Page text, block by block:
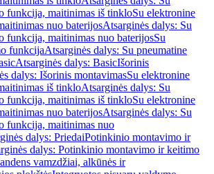
funkcija, maitinimas iš tinkloSu elektronine
nuo baterijosAtsarginės dalys: Su
funkcija, maitinimas nuo baterijosSu
funkcijaAtsarginės dalys: Su pneumatine
Atsarginės dalys: BasicIšorinis
dalys: Išorinis montavimasSu elektronine
iš tinkloAtsarginės dalys: Su
funkcija, maitinimas iš tinkloSu elektronine
nuo baterijosAtsarginės dalys: Su
funkcija, maitinimas nuo
dalys: PriedaiPotinkinio montavimo ir
dalys: Potinkinio montavimo ir keitimo
vamzdžiai, alkūnės ir